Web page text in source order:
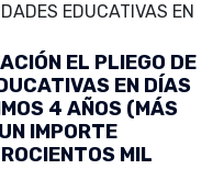
EDUCATIVAS EN
EL PLIEGO DE
EN DÍAS
4 AÑOS (MÁS
IMPORTE
MIL